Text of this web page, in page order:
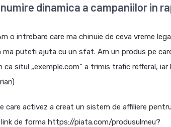
dinamica a campaniilor in
o intrebare care ma chinuie de ceva vreme
ma puteti ajuta cu un sfat. Am un produs pe
ca situl „exemple.com” a trimis trafic refferal,
care activez a creat un sistem de affiliere
de forma https://piata.com/produsulmeu?